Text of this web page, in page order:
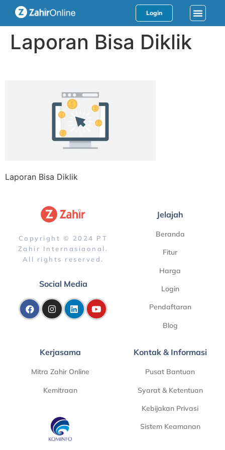
Login
Laporan Bisa Diklik
Laporan Bisa Diklik
Copyright © 2024 PT
Zahir Internasiaonal.
All rights reserved.
Social Media
Jelajah
Beranda
Fitur
Harga
Login
Pendaftaran
Blog
Kerjasama
Mitra Zahir Online
Kemitraan
Kontak & Informasi
Pusat Bantuan
Syarat & Ketentuan
Kebijakan Privasi
Sistem Keamanan